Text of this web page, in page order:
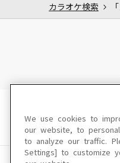
カラオケ検索
We use cookies to
our website, to
to analyze our traffic.
Settings] to customize